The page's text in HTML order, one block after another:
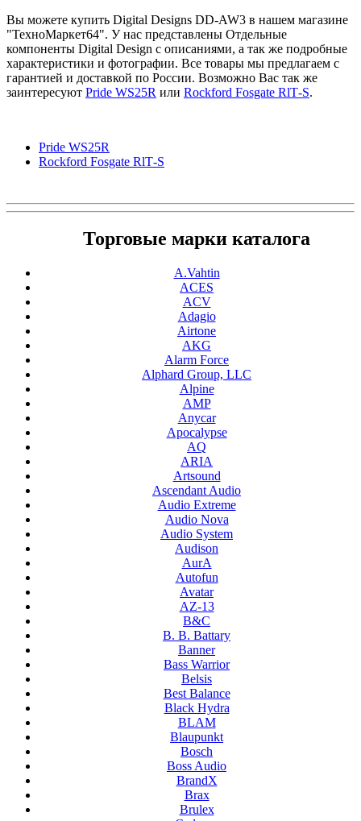
Вы можете купить Digital Designs DD-AW3 в нашем магазине
"ТехноМаркет64". У нас представлены Отдельные
компоненты Digital Design с описаниями, а так же подробные
характеристики и фотографии. Все товары мы предлагаем с
гарантией и доставкой по России. Возможно Вас так же
заинтересуют Pride WS25R или Rockford Fosgate RlТ-S.
Pride WS25R
Rockford Fosgate RlТ-S
Торговые марки каталога
A.Vahtin
ACES
ACV
Adagio
Airtone
AKG
Alarm Force
Alphard Group, LLC
Alpine
AMP
Anycar
Apocalypse
AQ
ARIA
Artsound
Ascendant Audio
Audio Extreme
Audio Nova
Audio System
Audison
AurA
Autofun
Avatar
AZ-13
B&C
B. B. Battary
Banner
Bass Warrior
Belsis
Best Balance
Black Hydra
BLAM
Blaupunkt
Bosch
Boss Audio
BrandX
Brax
Brulex